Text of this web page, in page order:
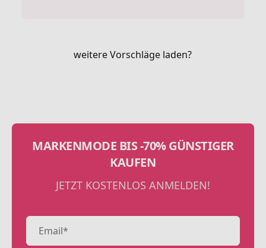
weitere Vorschläge laden?
MARKENMODE BIS -70% GÜNSTIGER
KAUFEN
JETZT KOSTENLOS ANMELDEN!